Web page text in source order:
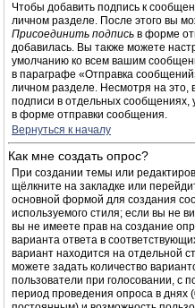
Чтобы добавить подпись к
личном разделе. После этого вы
Присоединить подпись в форме
добавилась. Вы также можете
умолчанию ко всем вашим
в параграфе «Отправка
личном разделе. Несмотря на это,
подписи в отдельных сообщениях,
в форме отправки сообщения.
Вернуться к началу
Как мне создать опрос?
При создании темы или
щёлкните на закладке или
основной формой для создания
используемого стиля; если вы не
вы не имеете прав на создание
варианта ответа в
вариант находится на отдельной
можете задать количество
пользователи при голосовании, с
период проведения опроса в днях